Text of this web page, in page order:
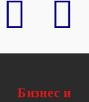
Бизнес и